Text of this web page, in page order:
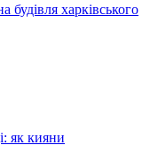
будівля харківського
як кияни